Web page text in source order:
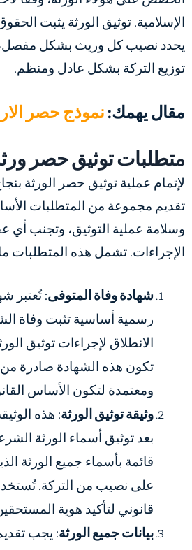
الإسلامية. توثيق الورثة يثبت
يحدد نصيب كل وريث بشكل مفصل،
توزيع التركة بشكل عادل ومنظم.
مقال يهمك: نموذج حصر
متطلبات توثيق حصر
لإتمام عملية توثيق حصر الورثة
تقديم مجموعة من المتطلبات
وسلامة عملية التوثيق، وتجنب أي
الإجراءات. تشمل هذه المتطلبات
شهادة وفاة المتوفى: تُعتبر
رسمية أساسية تثبت وفاة
الانطلاق لإجراءات توثيق
تكون هذه الشهادة صادرة
ومعتمدة لتكون الأساس
وثيقة توثيق الورثة: هذه
بعد توثيق أسماء الورثة
قائمة بأسماء جميع الورثة
على نصيب من التركة.
قانوني لتأكيد هوية
بيانات جميع الورثة: يجب